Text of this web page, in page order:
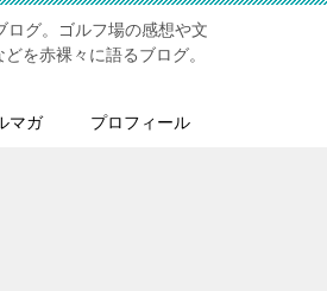
グ。ゴルフ場の感想や文
を赤裸々に語るブログ。
マガ プロフィール